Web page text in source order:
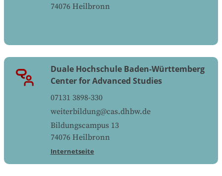
74076 Heilbronn
Duale Hochschule Baden-Württemberg
Center for Advanced Studies
07131 3898-330
weiterbildung@cas.dhbw.de
Bildungscampus 13
74076 Heilbronn
Internetseite